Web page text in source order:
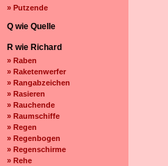
» Putzende
Q wie Quelle
R wie Richard
» Raben
» Raketenwerfer
» Rangabzeichen
» Rasieren
» Rauchende
» Raumschiffe
» Regen
» Regenbogen
» Regenschirme
» Rehe